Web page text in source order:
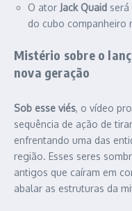
O ator Jack Quaid
do cubo companheiro
Mistério sobre o
nova geração
Sob esse viés, o vídeo
sequência de ação de
enfrentando uma das
região. Esses seres
antigos que caíram em
abalar as estruturas da